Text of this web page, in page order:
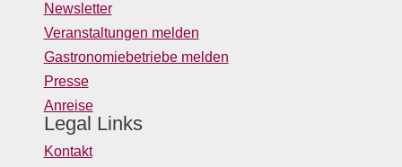
Newsletter
Veranstaltungen melden
Gastronomiebetriebe melden
Presse
Anreise
Legal Links
Kontakt